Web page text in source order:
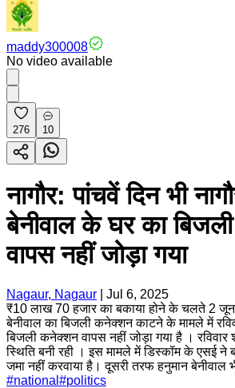
maddy300008
No video available
276 10
नागौर: पांचवें दिन भी
बेनीवाल के घर का
वापस नहीं जोड़ा गया
Nagaur, Nagaur
Jul 6, 2025
₹10 लाख 70 हजार का बकाया होने के चलते 2 जून
बेनीवाल का बिजली कनेक्शन काटने के मामले में
बिजली कनेक्शन वापस नहीं जोड़ा गया है ।
स्थिति बनी रही । इस मामले में डिस्कॉम के एसई ने
जमा नहीं करवाया है। दूसरी तरफ हनुमान बेनीवाल
#national #politics